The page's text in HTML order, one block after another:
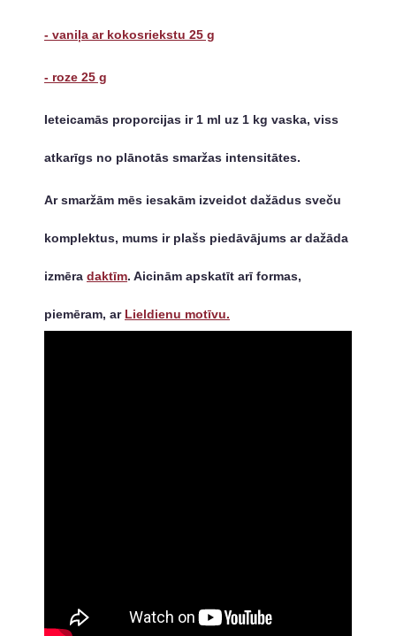
- vaniļa ar kokosriekstu 25 g
- roze 25 g
Ieteicamās proporcijas ir 1 ml uz 1 kg vaska, viss
atkarīgs no plānotās smaržas intensitātes.
Ar smaržām mēs iesakām izveidot dažādus sveču
komplektus, mums ir plašs piedāvājums ar dažāda
izmēra daktīm. Aicinām apskatīt arī formas,
piemēram, ar Lieldienu motīvu.